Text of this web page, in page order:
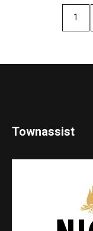
1
Townassist